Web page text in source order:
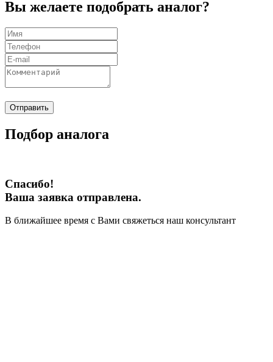
Вы желаете подобрать аналог?
Отправить
Подбор аналога
Спасибо!
Ваша заявка отправлена.
В ближайшее время с Вами свяжеться наш консультант